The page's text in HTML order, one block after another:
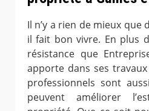
Il n’y a rien de mieux que
il fait bon vivre. En plus
résistance que
apporte dans ses
professionnels sont
peuvent améliorer